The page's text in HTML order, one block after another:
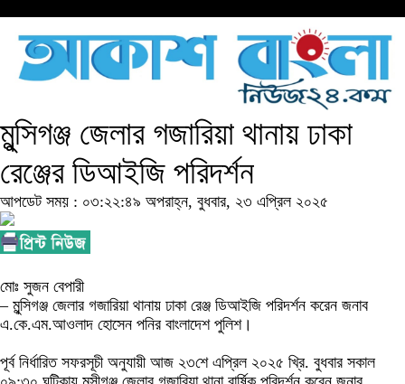
মুন্সিগঞ্জ জেলার গজারিয়া থানায় ঢাকা
রেঞ্জের ডিআইজি পরিদর্শন
আপডেট সময় : ০৩:২২:৪৯ অপরাহ্ন, বুধবার, ২৩ এপ্রিল ২০২৫
মোঃ সুজন বেপারী
– মুন্সিগঞ্জ জেলার গজারিয়া থানায় ঢাকা রেঞ্জ ডিআইজি পরিদর্শন করেন জনাব
এ.কে.এম.আওলাদ হোসেন পনির বাংলাদেশ পুলিশ।
পূর্ব নির্ধারিত সফরসূচী অনুযায়ী আজ ২৩শে এপ্রিল ২০২৫ খ্রি. বুধবার সকাল